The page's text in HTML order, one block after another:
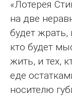
«Лотерея
на две
будет жрать,
кто будет
жить, и тех,
еде
носителю